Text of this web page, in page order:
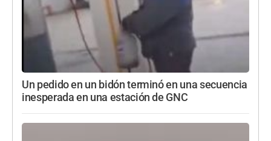
Un pedido en un bidón terminó en una secuencia
inesperada en una estación de GNC